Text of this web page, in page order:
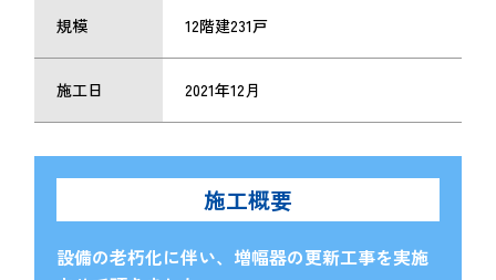
規模 12階建231戸
施工日 2021年12月
施工概要
設備の老朽化に伴い、増幅器の更新工事を実施